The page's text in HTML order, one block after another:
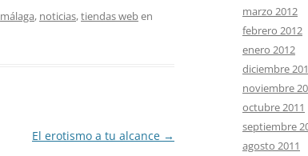
málaga, noticias,tiendas weben
El erotismo a tu alcance →
marzo 2012
febrero 2012
enero 2012
diciembre
noviembre
octubre 2011
septiembre
agosto 2011